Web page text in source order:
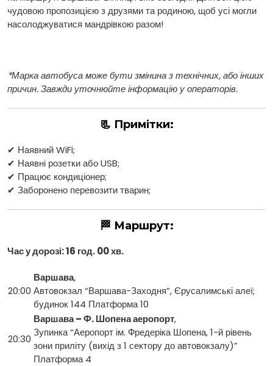
чудовою пропозицією з друзями та родиною, щоб усі могли
насолоджуватися мандрівкою разом!
*Марка автобуса може бути змінина з технічних, або інших
причин. Завжди уточнюйте інформацію у операторів.
📃 Примітки:
✔ Наявний WiFi;
✔ Наявні розетки або USB;
✔ Працює кондиціонер;
✔ Заборонено перевозити тварин;
🏁 Маршрут:
Час у дорозі: 16 год. 00 хв.
20:00
Варшава,
Автовокзал “Варшава-Заходня”, Єрусалимські алеї;
будинок 144 Платформа 10
20:30
Варшава – Ф. Шопена аеропорт,
Зупинка “Аеропорт ім. Фредеріка Шопена, 1-й рівень
зони приліту (вихід з 1 сектору до автовокзалу)”
Платформа 4